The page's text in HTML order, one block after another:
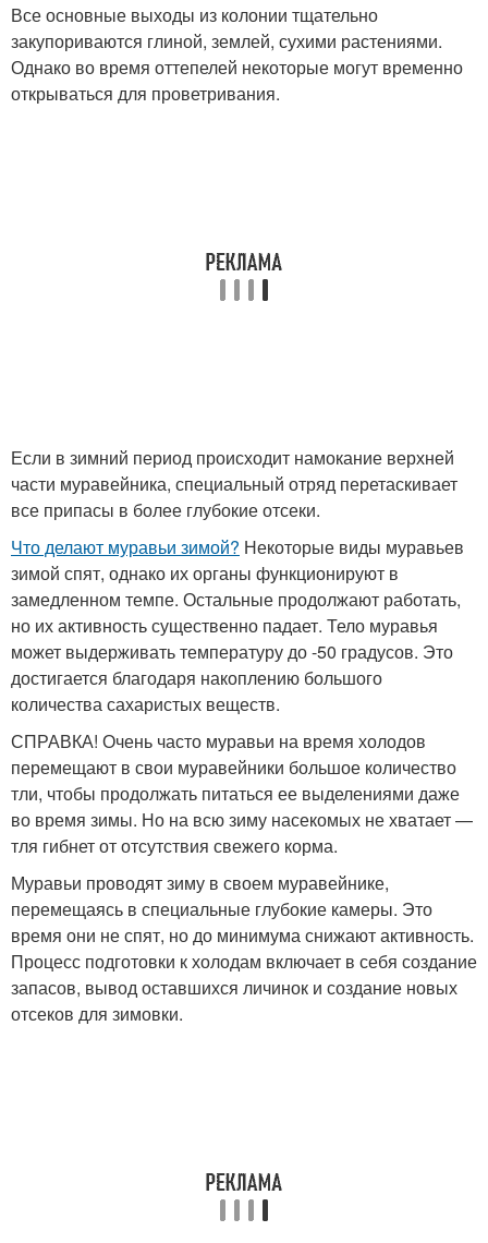
Все основные выходы из колонии тщательно
закупориваются глиной, землей, сухими растениями.
Однако во время оттепелей некоторые могут временно
открываться для проветривания.
Если в зимний период происходит намокание верхней
части муравейника, специальный отряд перетаскивает
все припасы в более глубокие отсеки.
Что делают муравьи зимой? Некоторые виды муравьев
зимой спят, однако их органы функционируют в
замедленном темпе. Остальные продолжают работать,
но их активность существенно падает. Тело муравья
может выдерживать температуру до -50 градусов. Это
достигается благодаря накоплению большого
количества сахаристых веществ.
СПРАВКА! Очень часто муравьи на время холодов
перемещают в свои муравейники большое количество
тли, чтобы продолжать питаться ее выделениями даже
во время зимы. Но на всю зиму насекомых не хватает —
тля гибнет от отсутствия свежего корма.
Муравьи проводят зиму в своем муравейнике,
перемещаясь в специальные глубокие камеры. Это
время они не спят, но до минимума снижают активность.
Процесс подготовки к холодам включает в себя создание
запасов, вывод оставшихся личинок и создание новых
отсеков для зимовки.